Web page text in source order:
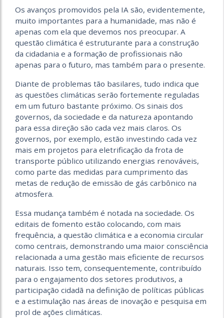
Os avanços promovidos pela IA são, evidentemente,
muito importantes para a humanidade, mas não é
apenas com ela que devemos nos preocupar. A
questão climática é estruturante para a construção
da cidadania e a formação de profissionais não
apenas para o futuro, mas também para o presente.
Diante de problemas tão basilares, tudo indica que
as questões climáticas serão fortemente reguladas
em um futuro bastante próximo. Os sinais dos
governos, da sociedade e da natureza apontando
para essa direção são cada vez mais claros. Os
governos, por exemplo, estão investindo cada vez
mais em projetos para eletrificação da frota de
transporte público utilizando energias renováveis,
como parte das medidas para cumprimento das
metas de redução de emissão de gás carbônico na
atmosfera.
Essa mudança também é notada na sociedade. Os
editais de fomento estão colocando, com mais
frequência, a questão climática e a economia circular
como centrais, demonstrando uma maior consciência
relacionada a uma gestão mais eficiente de recursos
naturais. Isso tem, consequentemente, contribuído
para o engajamento dos setores produtivos, a
participação cidadã na definição de políticas públicas
e a estimulação nas áreas de inovação e pesquisa em
prol de ações climáticas.